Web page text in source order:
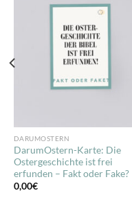
DARUMOSTERN
DarumOstern-Karte: Die
Ostergeschichte ist frei
erfunden – Fakt oder Fake?
0,00€